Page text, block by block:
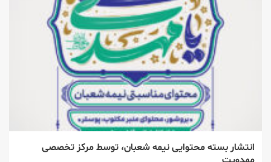
انتشار بسته محتوایی نیمه شعبان، توسط مرکز تخصصی